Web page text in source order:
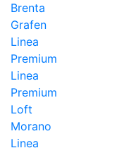
Brenta
Grafen
Linea
Premium
Linea
Premium
Loft
Morano
Linea